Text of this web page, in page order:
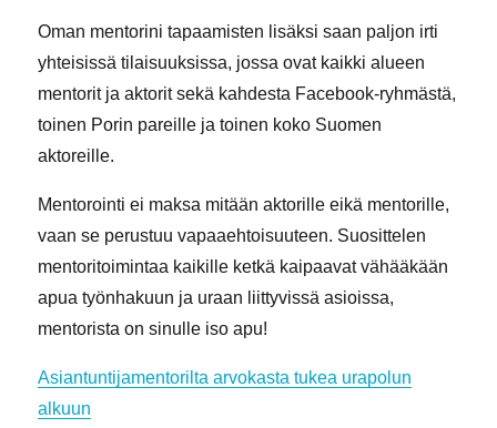
Oman mentorini tapaamisten lisäksi saan paljon irti
yhteisissä tilaisuuksissa, jossa ovat kaikki alueen
mentorit ja aktorit sekä kahdesta Facebook-ryhmästä,
toinen Porin pareille ja toinen koko Suomen
aktoreille.
Mentorointi ei maksa mitään aktorille eikä mentorille,
vaan se perustuu vapaaehtoisuuteen. Suosittelen
mentoritoimintaa kaikille ketkä kaipaavat vähääkään
apua työnhakuun ja uraan liittyvissä asioissa,
mentorista on sinulle iso apu!
Asiantuntijamentorilta arvokasta tukea urapolun
alkuun